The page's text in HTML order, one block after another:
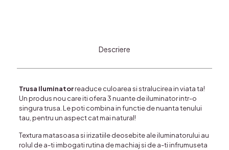
Descriere
Trusa Iluminatorreaduce culoarea si stralucirea in viata ta!
Un produs nou care iti ofera 3 nuante de iluminator intr-o
singura trusa. Le poti combina in functie de nuanta tenului
tau, pentru un aspect cat mai natural!
Textura matasoasa si irizatiile deosebite ale iluminatorului au
rolul de a-ti imbogati rutina de machiaj si de a-ti infrumuseta